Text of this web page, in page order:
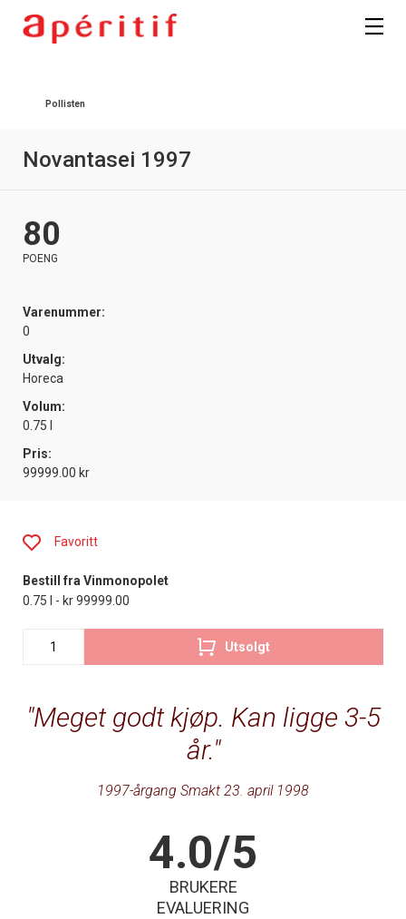
Pollisten
Novantasei 1997
80
POENG
Varenummer:
0
Utvalg:
Horeca
Volum:
0.75 l
Pris:
99999.00 kr
Meget godt kjøp. Kan ligge 3-5
år.
1997-årgang Smakt 23. april 1998
4.0/5
BRUKERE
EVALUERING
Favoritt
Bestill fra Vinmonopolet
0.75 l - kr 99999.00
Utsolgt